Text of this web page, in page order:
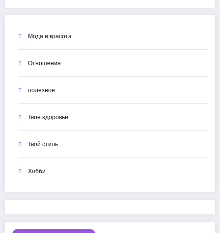
Мода и красота
Отношения
полезное
Твое здоровье
Твой стиль
Хобби